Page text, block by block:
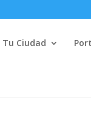
Tu Ciudad